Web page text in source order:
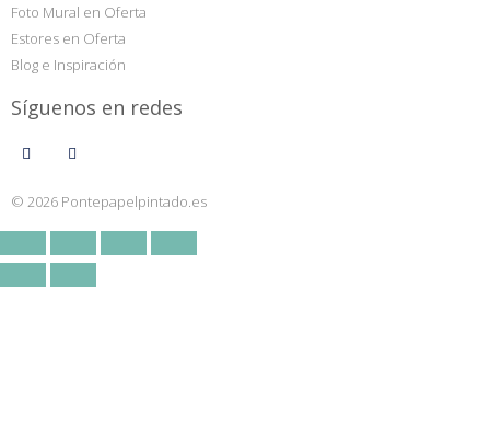
Foto Mural en Oferta
Estores en Oferta
Blog e Inspiración
Síguenos en redes
© 2026 Pontepapelpintado.es